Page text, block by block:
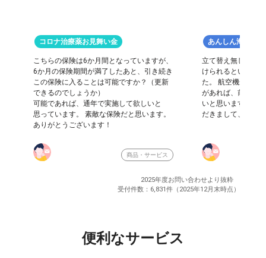
コロナ治療薬お見舞い金
こちらの保険は6か月間となっていますが、
6か月の保険期間が満了したあと、引き続き
この保険に入ることは可能ですか？（更新
できるのでしょうか）
可能であれば、通年で実施して欲しいと
思っています。 素敵な保険だと思います。
ありがとうございます！
商品・サービス
あんしん海外旅行
立て替え無しでキ
けられるという事
た。 航空機遅延や
があれば、前向き
いと思います。 色
だきまして、あり
2025年度お問い合わせより抜粋
受付件数：6,831件（2025年12月末時点）
便利なサービス